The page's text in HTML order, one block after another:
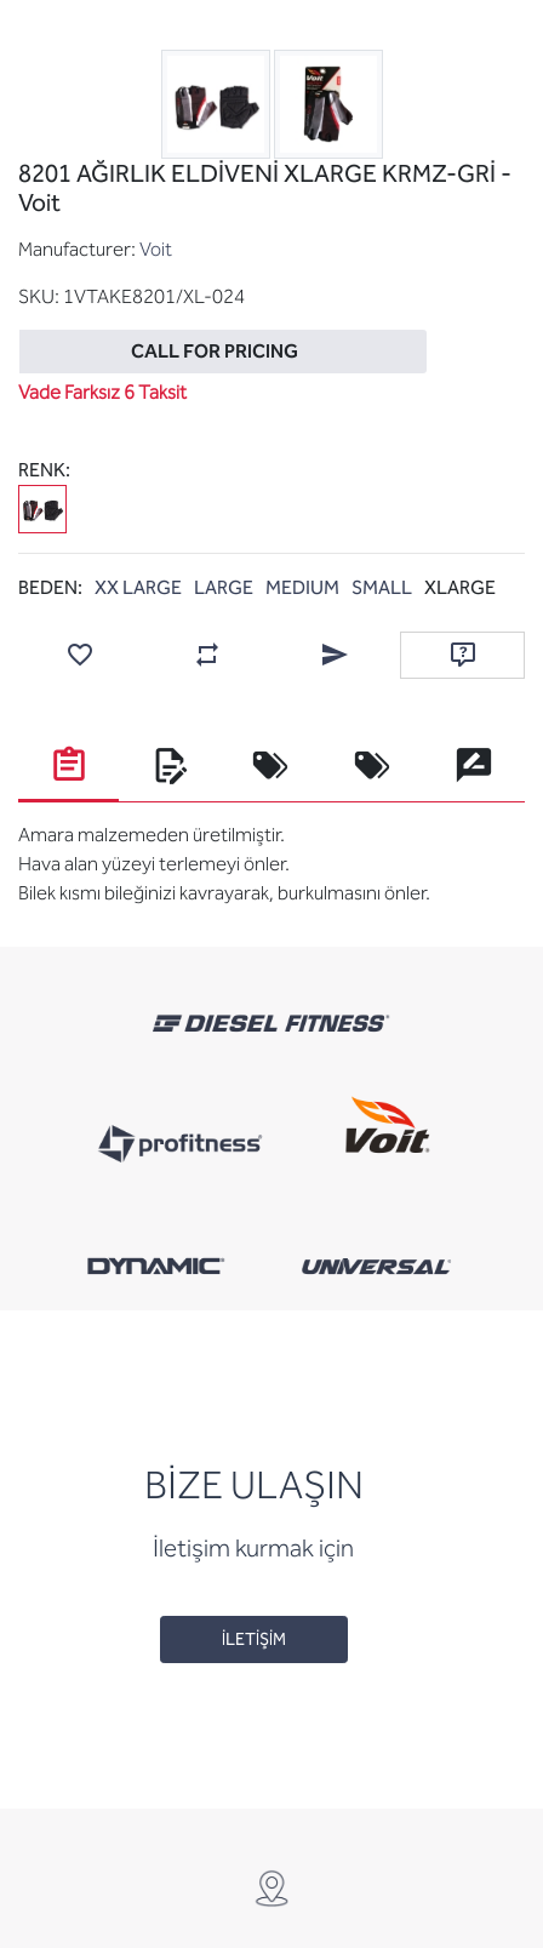
8201 AĞIRLIK ELDİVENİ XLARGE KRMZ-GRİ -
Voit
Manufacturer: Voit
SKU: 1VTAKE8201/XL-024
CALL FOR PRICING
Vade Farksız 6 Taksit
RENK:
BEDEN: XX LARGE LARGE MEDIUM SMALL XLARGE
Add to wishlist Add to compare listEmail a friend Ask
Amara malzemeden üretilmiştir.
Hava alan yüzeyi terlemeyi önler.
Bilek kısmı bileğinizi kavrayarak, burkulmasını önler.
BİZE ULAŞIN
İletişim kurmak için
İLETİŞİM